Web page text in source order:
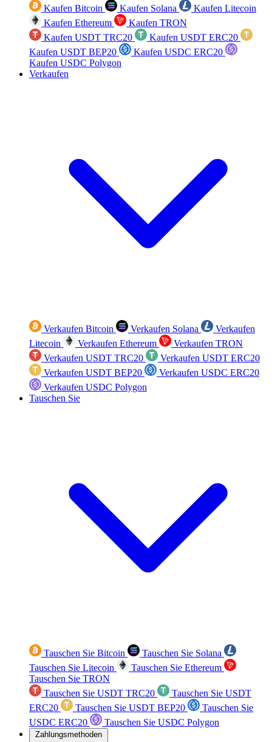
Kaufen Bitcoin Kaufen Solana
Kaufen Litecoin
Kaufen Ethereum
Kaufen TRON
Kaufen USDT TRC20
Kaufen USDT ERC20
Kaufen USDT BEP20
Kaufen USDC ERC20
Kaufen USDC Polygon
Verkaufen
Verkaufen Bitcoin Verkaufen Solana
Verkaufen
Litecoin
Verkaufen Ethereum
Verkaufen TRON
Verkaufen USDT TRC20
Verkaufen USDT ERC20
Verkaufen USDT BEP20
Verkaufen USDC ERC20
Verkaufen USDC Polygon
Tauschen Sie
Tauschen Sie Bitcoin
Tauschen Sie Solana
Tauschen Sie Litecoin
Tauschen Sie Ethereum
Tauschen Sie TRON
Tauschen Sie USDT TRC20
Tauschen Sie USDT
ERC20
Tauschen Sie USDT BEP20
Tauschen Sie
USDC ERC20
Tauschen Sie USDC Polygon
Zahlungsmethoden